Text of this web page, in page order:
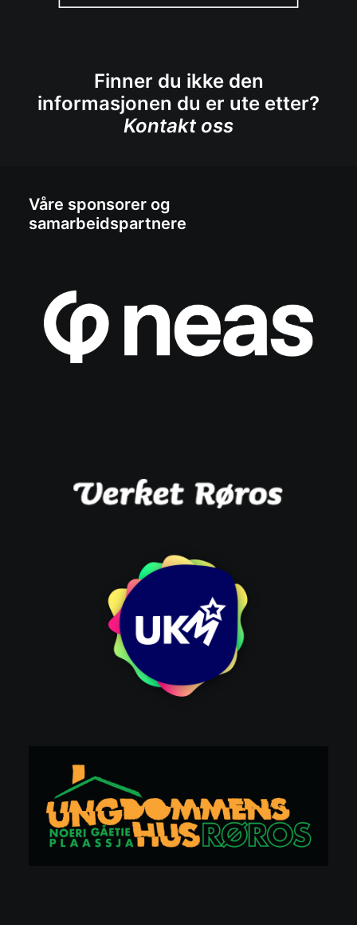
Finner du ikke den
informasjonen du er ute etter?
Kontakt oss
Våre sponsorer og
samarbeidspartnere